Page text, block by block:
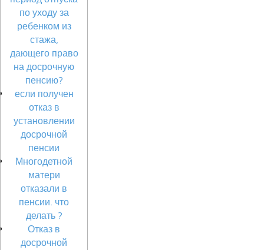
по уходу за
ребенком из
стажа,
дающего право
на досрочную
пенсию?
если получен
отказ в
установлении
досрочной
пенсии
Многодетной
матери
отказали в
пенсии. что
делать ?
Отказ в
досрочной